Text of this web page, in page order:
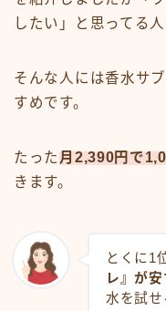
したい」と思ってる
そんな人には香水サ
すめです。
たった 月2,390円で
きます。
とくに1
レ』が
水を試せ